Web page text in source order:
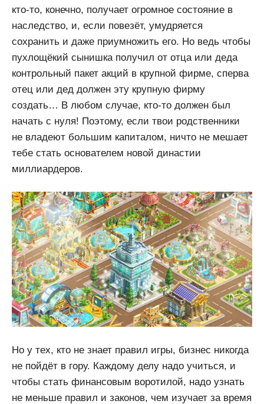
кто-то, конечно, получает огромное состояние в
наследство, и, если повезёт, умудряется
сохранить и даже приумножить его. Но ведь чтобы
пухлощёкий сынишка получил от отца или деда
контрольный пакет акций в крупной фирме, сперва
отец или дед должен эту крупную фирму
создать… В любом случае, кто-то должен был
начать с нуля! Поэтому, если твои родственники
не владеют большим капиталом, ничто не мешает
тебе стать основателем новой династии
миллиардеров.
Но у тех, кто не знает правил игры, бизнес никогда
не пойдёт в гору. Каждому делу надо учиться, и
чтобы стать финансовым воротилой, надо узнать
не меньше правил и законов, чем изучает за время